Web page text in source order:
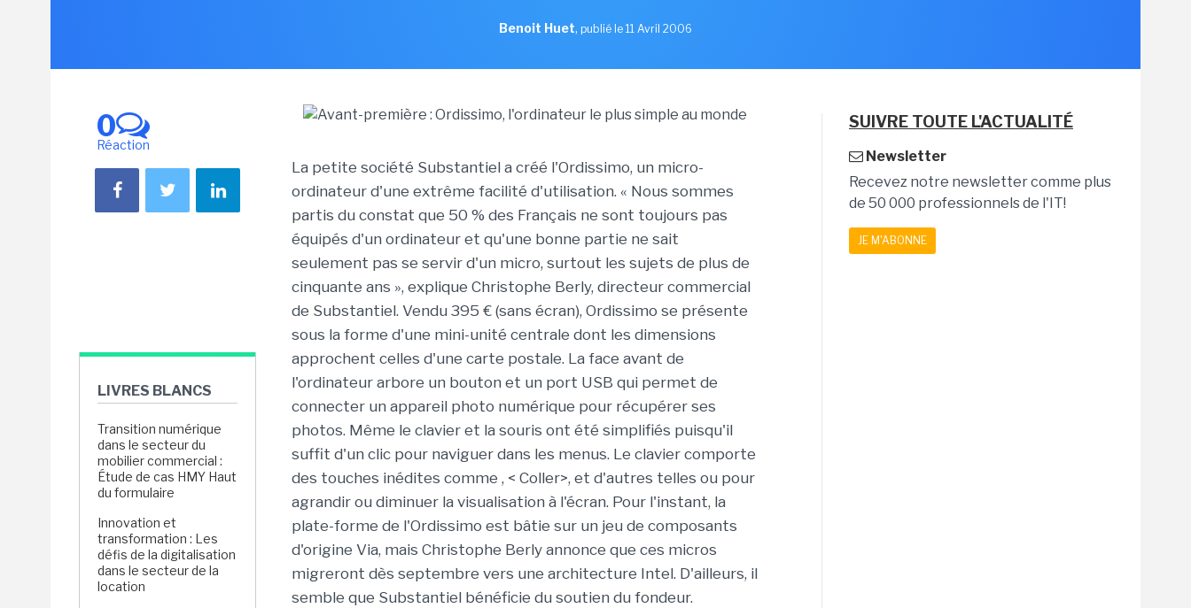
Benoit Huet, publié le 11 Avril 2006
0
Réaction
LIVRES BLANCS
Transition numérique
dans le secteur du
mobilier commercial :
Étude de cas HMY Haut
du formulaire
Innovation et
transformation : Les
défis de la digitalisation
dans le secteur de la
location
La petite société Substantiel a créé l'Ordissimo, un micro-
ordinateur d'une extrême facilité d'utilisation. « Nous sommes
partis du constat que 50 % des Français ne sont toujours pas
équipés d'un ordinateur et qu'une bonne partie ne sait
seulement pas se servir d'un micro, surtout les sujets de plus de
cinquante ans », explique Christophe Berly, directeur commercial
de Substantiel. Vendu 395 € (sans écran), Ordissimo se présente
sous la forme d'une mini-unité centrale dont les dimensions
approchent celles d'une carte postale. La face avant de
l'ordinateur arbore un bouton et un port USB qui permet de
connecter un appareil photo numérique pour récupérer ses
photos. Même le clavier et la souris ont été simplifiés puisqu'il
suffit d'un clic pour naviguer dans les menus. Le clavier comporte
des touches inédites comme , < Coller>, et d'autres telles ou pour
agrandir ou diminuer la visualisation à l'écran. Pour l'instant, la
plate-forme de l'Ordissimo est bâtie sur un jeu de composants
d'origine Via, mais Christophe Berly annonce que ces micros
migreront dès septembre vers une architecture Intel. D'ailleurs, il
semble que Substantiel bénéficie du soutien du fondeur.
SUIVRE TOUTE L'ACTUALITÉ
Newsletter
Recevez notre newsletter comme plus
de 50 000 professionnels de l'IT!
JE M'ABONNE